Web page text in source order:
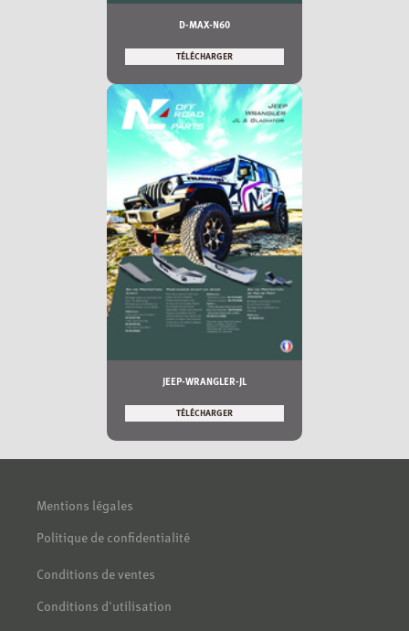
D-MAX-N60
TÉLÉCHARGER
JEEP-WRANGLER-JL
TÉLÉCHARGER
Mentions légales
Politique de confidentialité
Conditions de ventes
Conditions d'utilisation